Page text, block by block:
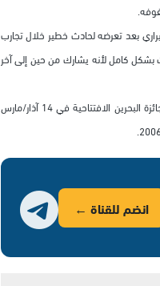
بعد تعرضه لحادث خطير خلال تجارب
بشكل كامل لأنه يشارك من حين إلى آخر
وفي حال تأكدت الصفقة فمن المنتظر أن يقود شوماخر، إلى جانب مواطنه نيكو روزبيرغ (24 عاما)، على خط انطلاق سباق جائزة البحرين الافتتاحية في 14 آذار/مارس
انضم للقناة ←